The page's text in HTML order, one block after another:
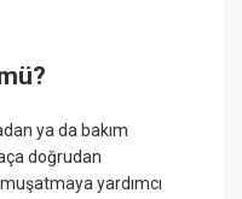
ya da bakım
doğrudan
yardımcı